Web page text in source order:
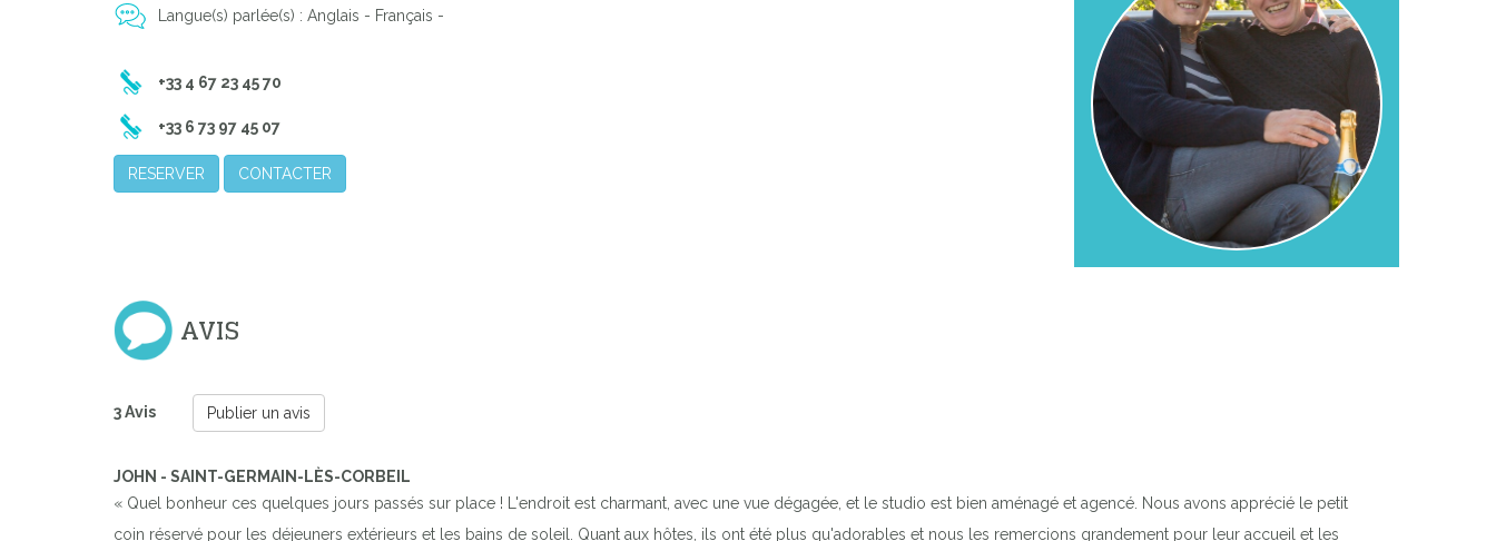
Langue(s) parlée(s) : Anglais - Français -
+33 4 67 23 45 70
+33 6 73 97 45 07
RESERVER CONTACTER
AVIS
3 Avis Publier un avis
JOHN - SAINT-GERMAIN-LÈS-CORBEIL
« Quel bonheur ces quelques jours passés sur place ! L'endroit est charmant, avec une vue dégagée, et le studio est bien aménagé et agencé. Nous avons apprécié le petit
coin réservé pour les déjeuners extérieurs et les bains de soleil. Quant aux hôtes, ils ont été plus qu'adorables et nous les remercions grandement pour leur accueil et les